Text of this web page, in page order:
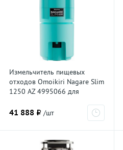
Измельчитель пищевых
отходов Omoikiri Nagare Slim
1250 AZ 4995066 для
магнит
41 888 ₽ /шт